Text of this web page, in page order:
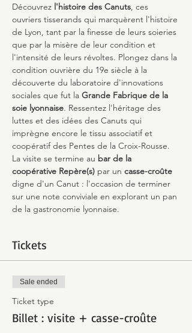
Découvrez l'histoire des Canuts, ces
ouvriers tisserands qui marquèrent l'histoire
de Lyon, tant par la finesse de leurs soieries
que par la misère de leur condition et
l'intensité de leurs révoltes. Plongez dans la
condition ouvrière du 19e siècle à la
découverte du laboratoire d'innovations
sociales que fut la Grande Fabrique de la
soie lyonnaise. Ressentez l'héritage des
luttes et des idées des Canuts qui
imprègne encore le tissu associatif et
coopératif des Pentes de la Croix-Rousse.
La visite se termine au bar de la
coopérative Repère(s) par un casse-croûte
digne d'un Canut : l'occasion de terminer
sur une note conviviale en explorant un pan
de la gastronomie lyonnaise.
Tickets
Sale ended
Ticket type
Billet : visite + casse-croûte